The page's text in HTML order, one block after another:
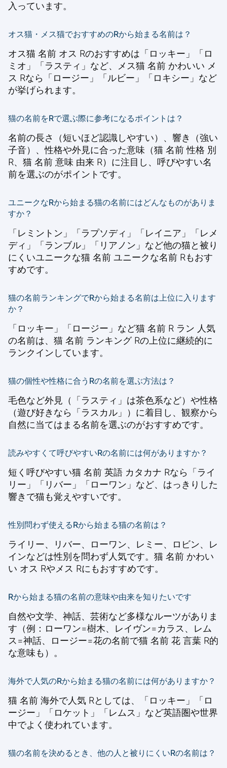
入っています。
オス猫・メス猫でおすすめのRから始まる名前は？
オス猫 名前 オス Rのおすすめは「ロッキー」「ロ
ミオ」「ラスティ」など、メス猫 名前 かわいい メ
ス Rなら「ロージー」「ルビー」「ロキシー」など
が挙げられます。
猫の名前をRで選ぶ際に参考になるポイントは？
名前の長さ（短いほど認識しやすい）、響き（強い
子音）、性格や外見に合った意味（猫 名前 性格 別
R、猫 名前 意味 由来 R）に注目し、呼びやすい名
前を選ぶのがポイントです。
ユニークなRから始まる猫の名前にはどんなものがありま
すか？
「レミントン」「ラプソディ」「レイニア」「レメ
ディ」「ランブル」「リアノン」など他の猫と被り
にくいユニークな猫 名前 ユニークな名前 Rもおす
すめです。
猫の名前ランキングでRから始まる名前は上位に入ります
か？
「ロッキー」「ロージー」など猫 名前 R ラン 人気
の名前は、猫 名前 ランキング Rの上位に継続的に
ランクインしています。
猫の個性や性格に合うRの名前を選ぶ方法は？
毛色など外見（「ラスティ」は茶色系など）や性格
（遊び好きなら「ラスカル」）に着目し、観察から
自然に当てはまる名前を選ぶのがおすすめです。
読みやすくて呼びやすいRの名前には何がありますか？
短く呼びやすい猫 名前 英語 カタカナ Rなら「ライ
リー」「リバー」「ローワン」など、はっきりした
響きで猫も覚えやすいです。
性別問わず使えるRから始まる猫の名前は？
ライリー、リバー、ローワン、レミー、ロビン、レ
インなどは性別を問わず人気です。猫 名前 かわい
い オス Rやメス Rにもおすすめです。
Rから始まる猫の名前の意味や由来を知りたいです
自然や文学、神話、芸術など多様なルーツがありま
す（例：ローワン=樹木、レイヴン=カラス、レム
ス=神話、ロージー=花の名前で猫 名前 花 言葉 R的
な意味も）。
海外で人気のRから始まる猫の名前には何がありますか？
猫 名前 海外で人気 Rとしては、「ロッキー」「ロ
ージー」「ロケット」「レムス」など英語圏や世界
中でよく使われています。
猫の名前を決めるとき、他の人と被りにくいRの名前は？